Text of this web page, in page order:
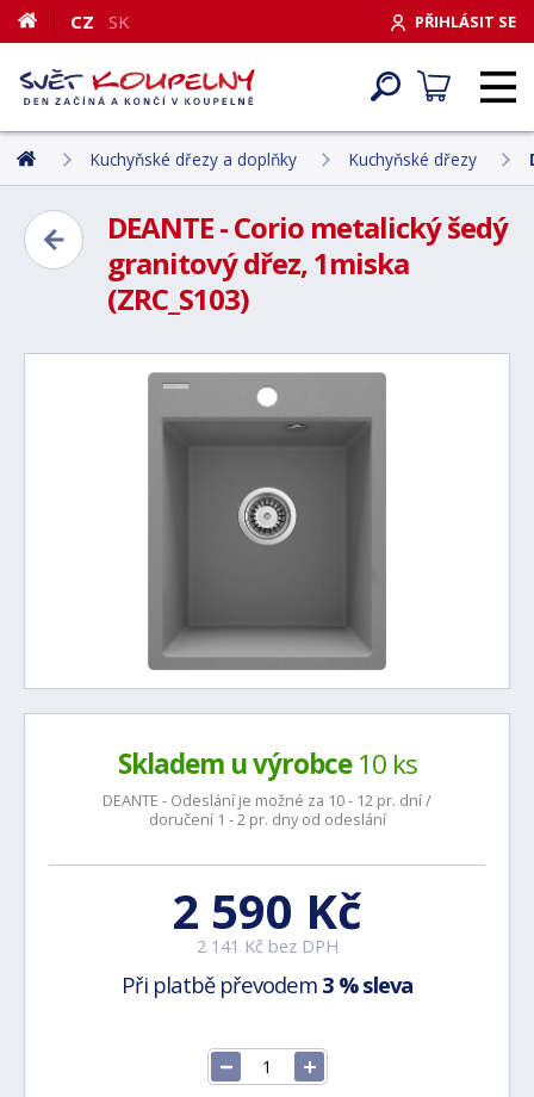
PŘIHLÁSIT SE
CZ SK
Kuchyňské dřezy a doplňky Kuchyňské dřezy
DEANTE - Corio metalický šedý
granitový dřez, 1miska
(ZRC_S103)
Skladem u výrobce10 ks
DEANTE - Odeslání je možné za 10 - 12 pr. dní /
doručení 1 - 2 pr. dny od odeslání
2 590 Kč
2 141 Kč bez DPH
Při platbě převodem 3 % sleva